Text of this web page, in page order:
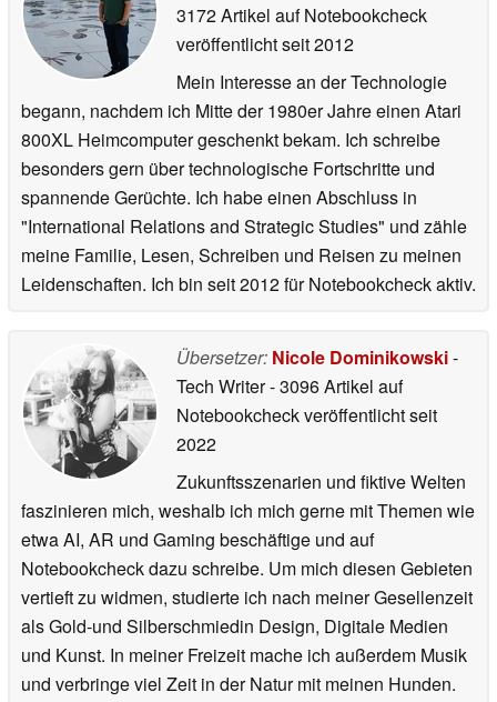
3172 Artikel auf Notebookcheck
veröffentlichtseit 2012
Mein Interesse an der Technologie
begann, nachdem ich Mitte der 1980er Jahre einen Atari
800XL Heimcomputer geschenkt bekam. Ich schreibe
besonders gern über technologische Fortschritte und
spannende Gerüchte. Ich habe einen Abschluss in
"International Relations and Strategic Studies" und zähle
meine Familie, Lesen, Schreiben und Reisen zu meinen
Leidenschaften. Ich bin seit 2012 für Notebookcheck aktiv.
Übersetzer: Nicole Dominikowski-
Tech Writer- 3096 Artikel auf
Notebookcheck veröffentlichtseit
2022
Zukunftsszenarien und fiktive Welten
faszinieren mich, weshalb ich mich gerne mit Themen wie
etwa AI, AR und Gaming beschäftige und auf
Notebookcheck dazu schreibe. Um mich diesen Gebieten
vertieft zu widmen, studierte ich nach meiner Gesellenzeit
als Gold-und Silberschmiedin Design, Digitale Medien
und Kunst. In meiner Freizeit mache ich außerdem Musik
und verbringe viel Zeit in der Natur mit meinen Hunden.